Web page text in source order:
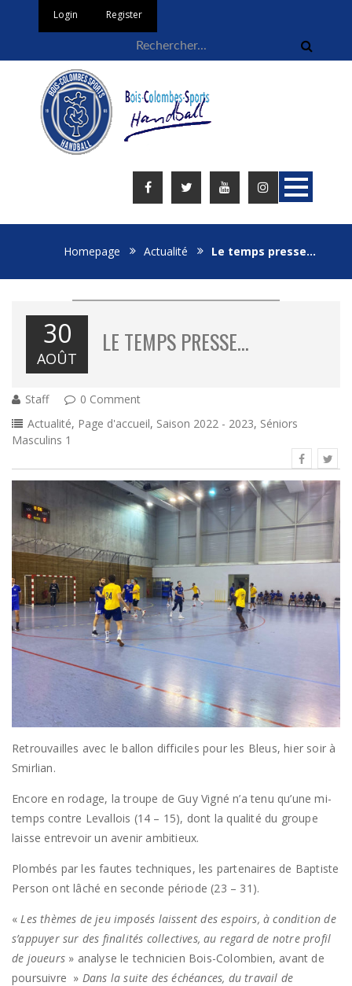
Login Register
Homepage Actualité Le temps presse…
30
AOÛT
LE TEMPS PRESSE…
Staff
0 Comment
Actualité, Page d'accueil, Saison 2022 - 2023, Séniors
Masculins 1
Retrouvailles avec le ballon difficiles pour les Bleus, hier soir à
Smirlian.
Encore en rodage, la troupe de Guy Vigné n’a tenu qu’une mi-
temps contre Levallois (14 – 15), dont la qualité du groupe
laisse entrevoir un avenir ambitieux.
Plombés par les fautes techniques, les partenaires de Baptiste
Person ont lâché en seconde période (23 – 31).
« Les thèmes de jeu imposés laissent des espoirs, à condition de
s’appuyer sur des finalités collectives, au regard de notre profil
de joueurs » analyse le technicien Bois-Colombien, avant de
poursuivre » Dans la suite des échéances, du travail de